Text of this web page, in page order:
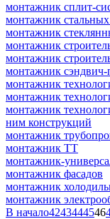
монтажник сплит-
монтажник
монтажник
монтажник
монтажник
монтажник сэндвич-
монтажник
монтажник
монтажник
ним конструкций
монтажник
монтажник ТТ
монтажник-
монтажник фасадов
монтажник
монтажник
В начало4243444546